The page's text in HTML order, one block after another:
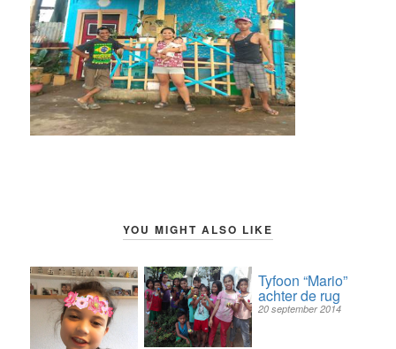
YOU MIGHT ALSO LIKE
Tyfoon “Mario”
achter de rug
20 september 2014